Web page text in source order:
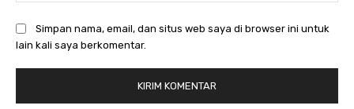
Simpan nama, email, dan situs web saya di browser ini untuk
lain kali saya berkomentar.